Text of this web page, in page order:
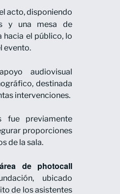
acto, disponiendo
y una mesa de
hacia el público, lo
evento.
audiovisual
destinada
intervenciones.
fue previamente
proporciones
de la sala.
área de photocall
ubicado
de los asistentes